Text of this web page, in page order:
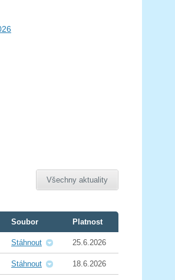
Všechny aktuality
Soubor Platnost
Stáhnout 25.6.2026
Stáhnout 18.6.2026